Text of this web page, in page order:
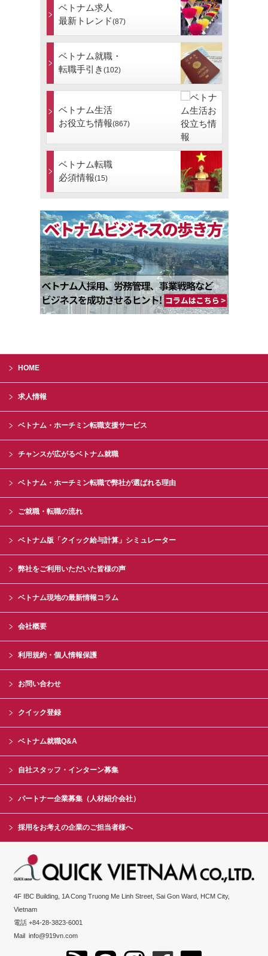
ベトナム求人
最新トレンド(87)
ベトナム就職・
転職手引き (102)
ベトナム生活
お役立ち情報(867)
ベトナム転職
必須情報(15)
HOME
求人情報
ベトナム・ホーチミン転職支援サービス
チャンスが広がるベトナム就職
ベトナム・ホーチミン転職で弊社が選ばれる理由
ご就職・転職の流れ
ベトナム版「クイック給与計算」シミュレーター
弊社をご利用いただいた皆様の声
ベトナム現地の最新情報コラム
会社概要
利用規約・個人情報保護
お問い合わせ
クイック登録
ベトナム就職Q&A
自社スタッフ・インターン募集
パートナー企業募集（人材紹介会社）
採用をお考えの企業のご担当者様へ
4F IBC Building, 1A Cong Truong Me Linh Street, Sai Gon Ward, HCM City,
Vietnam
電話 +84-28-3823-6001
Mailinfo@919vn.com